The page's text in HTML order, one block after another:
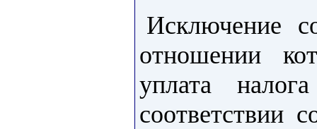
Исключение
отношении
уплата
соответствии